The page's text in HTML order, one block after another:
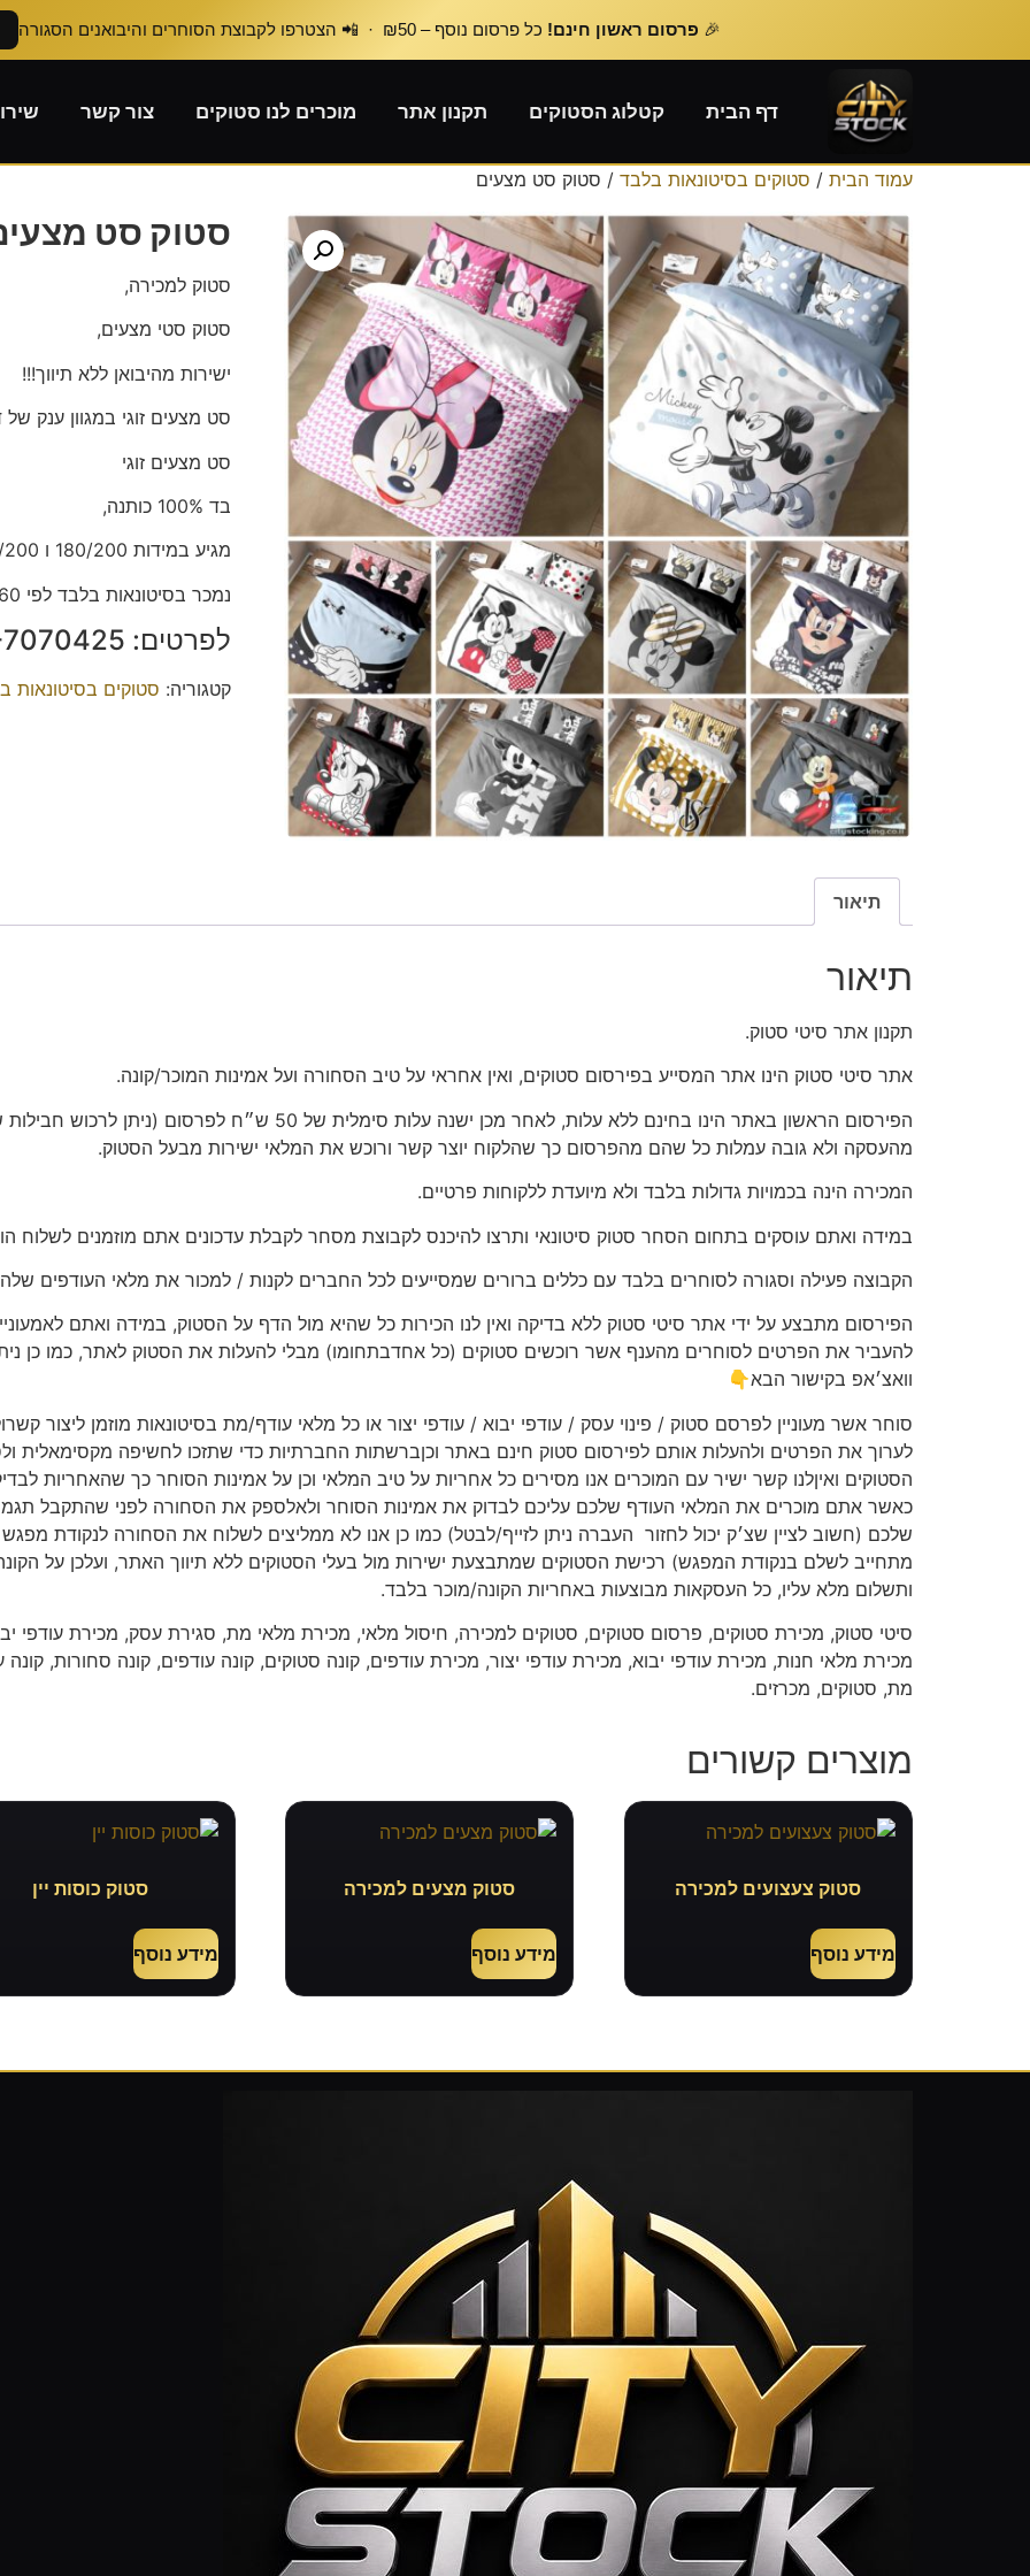
🎉 פרסום ראשון חינם! כל פרסום נוסף – ₪50 · 📲 הצטרפו לקבוצת הסוחרים והיבואנים הסגורה
דף הבית קטלוג הסטוקים תקנון אתר מוכרים לנו סטוקים צור קשר
עמוד הבית / סטוקים בסיטונאות בלבד / סטוק סט מצעים
סטוק סט
סטוק למכירה,
סטוק סטי מצעים,
ישירות מהיבואן ללא תיווך!!!
סט מצעים זוגי במגוון ענק
סט מצעים זוגי
בד 100% כותנה,
מגיע במידות 180/200 ו 160/200
נמכר בסיטונאות בלבד לפי 60 ש״ח לסט קומפלט.
לפרטים: ‭052-7070425‬ אדיל.
קטגוריה: סטוקים בסיטונאות
תיאור
תיאור
תקנון אתר סיטי סטוק.
אתר סיטי סטוק הינו אתר המסייע בפירסום סטוקים, ואין אחראי על טיב הסחורה ועל אמינות המוכר/קונה.
הפירסום הראשון באתר הינו בחינם ללא עלות, לאחר מכן ישנה עלות
מהעסקה ולא גובה עמלות כל שהם מהפרסום כך שהלקוח יוצר קשר ורוכש את המלאי ישירות מבעל הסטוק.
המכירה הינה בכמויות גדולות בלבד ולא מיועדת ללקוחות פרטיים.
במידה ואתם עוסקים בתחום הסחר סטוק סיטונאי ותרצו להיכנס לקבוצת מסחר לקבלת עדכונים אתם מוזמנים לשלוח
הקבוצה פעילה וסגורה לסוחרים בלבד עם כללים ברורים שמסייעים לכל החברים לקנות / למכור את מלאי העודפים
הפירסום מתבצע על ידי אתר סיטי סטוק ללא בדיקה ואין לנו הכירות כל שהיא מול הדף על הסטוק, במידה ואתם
להעביר את הפרטים לסוחרים מהענף אשר רוכשים סטוקים (כל אחדבתחומו) מבלי להעלות את הסטוק לאתר, כמו כן
וואצ׳אפ בקישור הבא👇
סוחר אשר מעוניין לפרסם סטוק / פינוי עסק / עודפי יבוא / עודפי יצור או כל מלאי עודף/מת בסיטונאות מוזמן ליצור
לערוך את הפרטים ולהעלות אותם לפירסום סטוק חינם באתר וכןברשתות החברתיות כדי שתזכו לחשיפה מקסימאלית
הסטוקים ואיןלנו קשר ישיר עם המוכרים אנו מסירים כל אחריות על טיב המלאי וכן על אמינות הסוחר כך שהאחריות
כאשר אתם מוכרים את המלאי העודף שלכם עליכם לבדוק את אמינות הסוחר ולאלספק את הסחורה לפני שהתקבל
שלכם (חשוב לציין שצ׳ק יכול לחזור העברה ניתן לזייף/לבטל) כמו כן אנו לא ממליצים לשלוח את הסחורה לנקודת
מתחייב לשלם בנקודת המפגש) רכישת הסטוקים שמתבצעת ישירות מול בעלי הסטוקים ללא תיווך האתר, ועלכן על
ותשלום מלא עליו, כל העסקאות מבוצעות באחריות הקונה/מוכר בלבד.
סיטי סטוק, מכירת סטוקים, פרסום סטוקים, סטוקים למכירה, חיסול מלאי, מכירת מלאי מת, סגירת עסק, מכירת עודפי
מכירת מלאי חנות, מכירת עודפי יבוא, מכירת עודפי יצור, מכירת עודפים, קונה סטוקים, קונה עודפים, קונה סחורות,
מת, סטוקים, מכרזים.
מוצרים קשורים
סטוק צעצועים למכירה
מידע נוסף
סטוק מצעים למכירה
מידע נוסף
סטוק כוסות יין
מידע נוסף